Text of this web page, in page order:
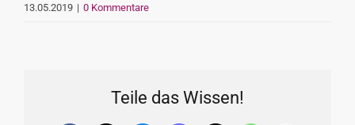
13.05.2019 | 0 Kommentare
Teile das Wissen!